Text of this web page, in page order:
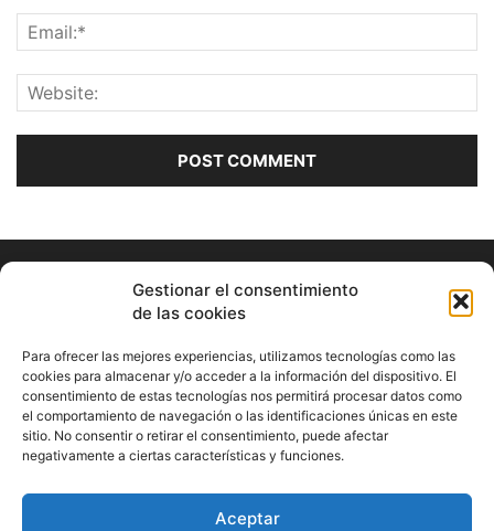
Gestionar el consentimiento
de las cookies
Para ofrecer las mejores experiencias, utilizamos tecnologías como las
cookies para almacenar y/o acceder a la información del dispositivo. El
consentimiento de estas tecnologías nos permitirá procesar datos como
el comportamiento de navegación o las identificaciones únicas en este
sitio. No consentir o retirar el consentimiento, puede afectar
negativamente a ciertas características y funciones.
Aceptar
ABOUT US
Información Cultural de Málaga y otros de interés general
Contact us:musicamalaga55@gmail.com